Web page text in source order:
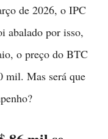
de 2026, o IPC
abalado por isso,
o preço do BTC
mil. Mas será que